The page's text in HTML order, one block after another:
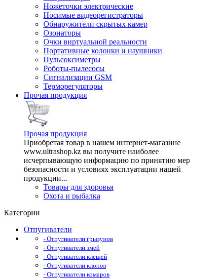
Ножеточки электрические
Носимые видеорегистраторы
Обнаружители скрытых камер
Озонаторы
Очки виртуальной реальности
Портативные колонки и наушники
Пульсоксиметры
Роботы-пылесосы
Сигнализации GSM
Терморегуляторы
Прочая продукция
Прочая продукция
Приобретая товар в нашем интернет-магазине
www.ultrashop.kz вы получите наиболее
исчерпывающую информацию по принятию мер
безопасности и условиях эксплуатации нашей
продукции...
Товары для здоровья
Охота и рыбалка
Категории
Отпугиватели
- Отпугиватели грызунов
- Отпугиватели змей
- Отпугиватели клещей
- Отпугиватели клопов
- Отпугиватели комаров